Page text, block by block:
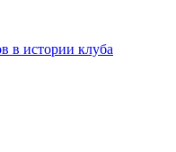
в истории клуба